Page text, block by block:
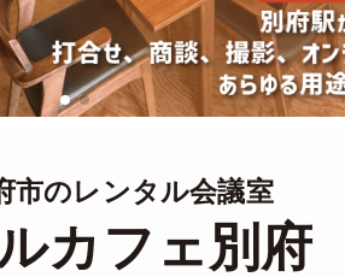
市のレンタル会議室
カフェ別府